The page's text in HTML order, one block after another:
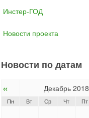
Инстер-ГОД
Новости проекта
Новости по датам
« Декабрь 2018
Пн Вт Ср Чт Пт